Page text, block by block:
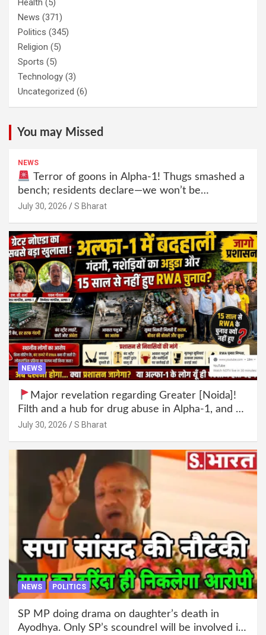
Health (5)
News (371)
Politics (345)
Religion (5)
Sports (5)
Technology (3)
Uncategorized (6)
You may Missed
NEWS
Terror of goons in Alpha-1! Thugs smashed a
bench; residents declare—we won’t be
intimidated anymore! Who is the mastermind
July 30, 2026 S Bharat
NEWS
Major revelation regarding Greater [Noida]!
Filth and a hub for drug abuse in Alpha-1, and no
RWA elections for 15 years? | Wake up,
July 30, 2026 S Bharat
NEWS POLITICS
SP MP doing drama on daughter’s death in
Ayodhya. Only SP’s scoundrel will be involved in